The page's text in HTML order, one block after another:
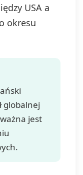
USA a
okresu
globalnej
jest